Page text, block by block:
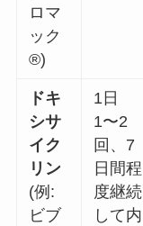
ロマ
ック
®)
ドキ
シサ
イク
リン
(例:
ビブ
1日
1〜2
回、7
日間程
度継続
して内